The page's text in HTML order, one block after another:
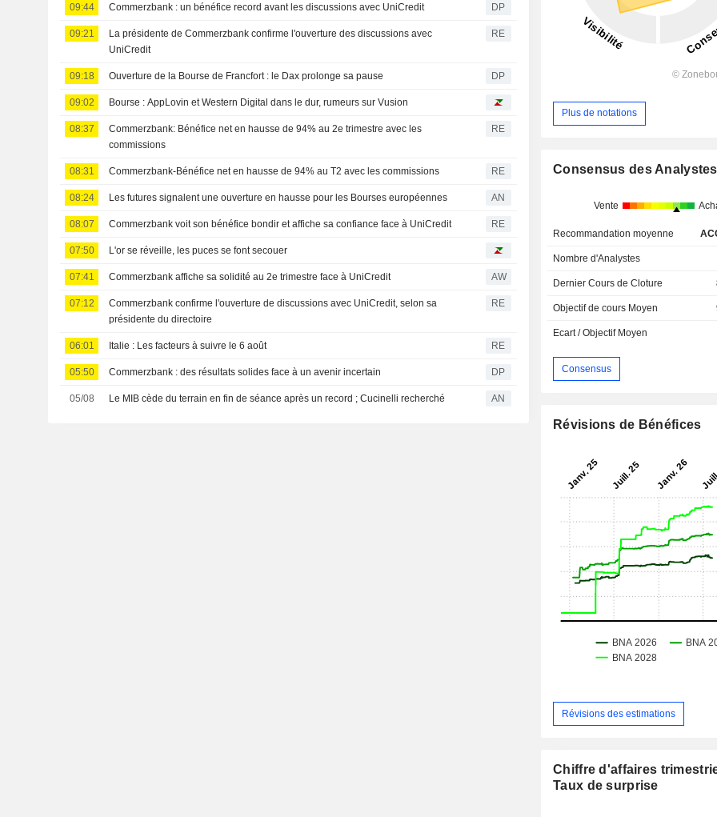
09:44 Commerzbank : un bénéfice record avant les discussions avec UniCredit DP
09:21
La présidente de Commerzbank confirme l'ouverture des discussions avec
UniCredit
RE
09:18 Ouverture de la Bourse de Francfort : le Dax prolonge sa pause DP
09:02 Bourse : AppLovin et Western Digital dans le dur, rumeurs sur Vusion
08:37
Commerzbank: Bénéfice net en hausse de 94% au 2e trimestre avec les
commissions
RE
08:31 Commerzbank-Bénéfice net en hausse de 94% au T2 avec les commissions RE
08:24 Les futures signalent une ouverture en hausse pour les Bourses européennes AN
08:07 Commerzbank voit son bénéfice bondir et affiche sa confiance face à UniCredit RE
07:50 L'or se réveille, les puces se font secouer
07:41 Commerzbank affiche sa solidité au 2e trimestre face à UniCredit AW
07:12
Commerzbank confirme l'ouverture de discussions avec UniCredit, selon sa
présidente du directoire
RE
06:01 Italie : Les facteurs à suivre le 6 août RE
05:50 Commerzbank : des résultats solides face à un avenir incertain DP
05/08 Le MIB cède du terrain en fin de séance après un record ; Cucinelli recherché AN
Plus de notations
Consensus des Analystes
Vente
Recommandation moyenne
Nombre d'Analystes
Dernier Cours de Cloture
Objectif de cours Moyen
Ecart / Objectif Moyen
Consensus
Révisions de Bénéfices
Révisions des estimations
Chiffre d'affaires
Taux de surprise